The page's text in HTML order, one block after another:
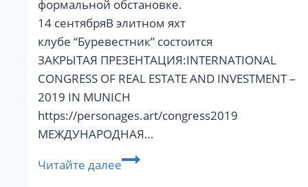
формальной обстановке.
14 сентябряВ элитном яхт
клубе “Буревестник” состоится
ЗАКРЫТАЯ ПРЕЗЕНТАЦИЯ:‬‪INTERNATIONAL
CONGRESS OF REAL ESTATE AND INVESTMENT –
2019 IN MUNICH
https://personages.art/congress2019 ‬ ‪
МЕЖДУНАРОДНАЯ…
Читайте далееCONGRESS